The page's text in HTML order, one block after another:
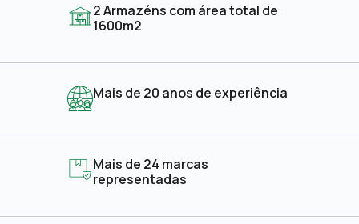
2 Armazéns com área total de
1600m2
Mais de 20 anos de experiência
Mais de 24 marcas
representadas